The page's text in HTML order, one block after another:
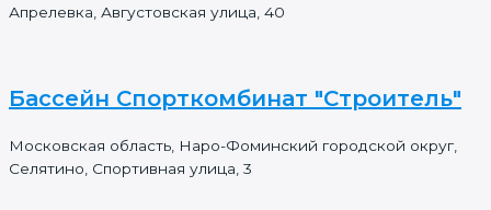
Апрелевка, Августовская улица, 40
Бассейн Спорткомбинат "Строитель"
Московская область, Наро-Фоминский городской округ,
Селятино, Спортивная улица, 3